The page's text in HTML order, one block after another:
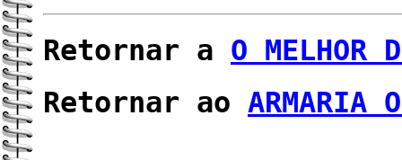
Retornar a O MELHOR
Retornar ao ARMARIA